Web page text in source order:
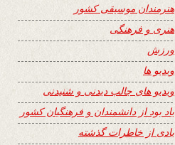
هنرمندان موسیقی کشور
هنری و فرهنگی
ورزش
ویدیو ها
ویدیو های جالب دیدنی و شنیدنی
یاد بود از دانشمندان و فرهنگیان کشور
یادی از خاطرات گذشته